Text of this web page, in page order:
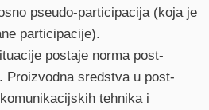
pseudo-participacija (koja je
participacije).
postaje norma post-
Proizvodna sredstva u post-
tehnika i